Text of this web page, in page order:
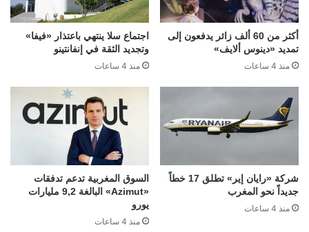
أكثر من 60 ألف زائر يدفعون إلى
تمديد «دينوس ألايف»
منذ 4 ساعات
اجتماع سلا ينتهي باعتذار «فيفا»
وتجديد الثقة في إنفانتينو
منذ 4 ساعات
شركة «رايان إير» تطلق 17 خطاً
جديداً نحو المغرب
منذ 4 ساعات
السوق المغربية تدعم تدفقات
«Azimut» البالغة 9,2 مليارات
يورو
منذ 4 ساعات